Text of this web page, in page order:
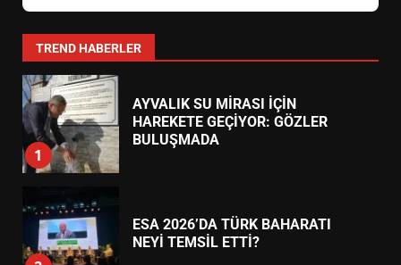
TREND HABERLER
7
YENİ YÖNETİM NASIL
1
AYVALIK SU MİRASI İÇİN
HAREKETE GEÇİYOR: GÖZLER
BULUŞMADA
ESA 2026’DA TÜRK BAHARATI
NEYİ TEMSİL ETTİ?